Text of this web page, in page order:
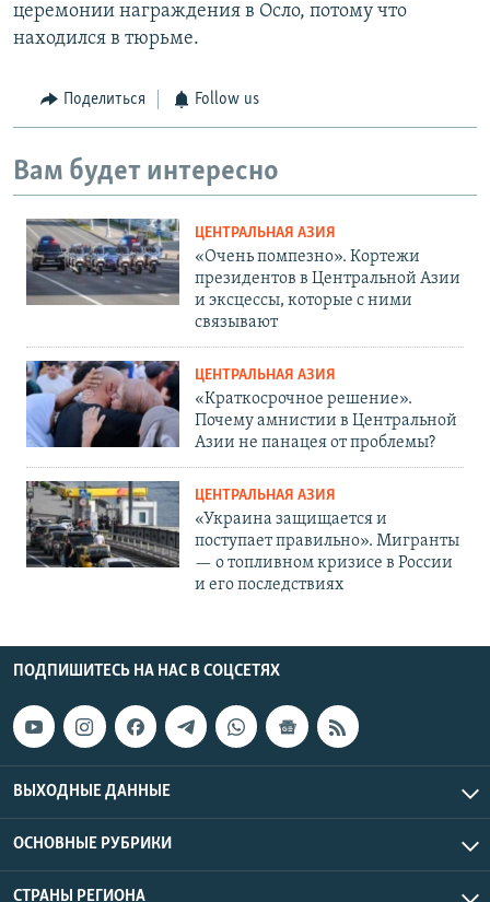
церемонии награждения в Осло, потому что
находился в тюрьме.
Поделиться Follow us
Вам будет интересно
ЦЕНТРАЛЬНАЯ АЗИЯ
«Очень помпезно». Кортежи
президентов в Центральной Азии
и эксцессы, которые с ними
связывают
ЦЕНТРАЛЬНАЯ АЗИЯ
«Краткосрочное решение».
Почему амнистии в Центральной
Азии не панацея от проблемы?
ЦЕНТРАЛЬНАЯ АЗИЯ
«Украина защищается и
поступает правильно». Мигранты
— о топливном кризисе в России
и его последствиях
ПОДПИШИТЕСЬ НА НАС В СОЦСЕТЯХ
ВЫХОДНЫЕ ДАННЫЕ
ОСНОВНЫЕ РУБРИКИ
СТРАНЫ РЕГИОНА